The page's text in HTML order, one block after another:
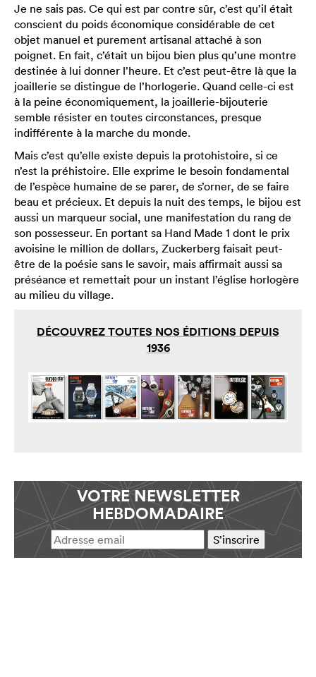
Je ne sais pas. Ce qui est par contre sûr, c’est qu’il était
conscient du poids économique considérable de cet
objet manuel et purement artisanal attaché à son
poignet. En fait, c’était un bijou bien plus qu’une montre
destinée à lui donner l’heure. Et c’est peut-être là que la
joaillerie se distingue de l’horlogerie. Quand celle-ci est
à la peine économiquement, la joaillerie-bijouterie
semble résister en toutes circonstances, presque
indifférente à la marche du monde.
Mais c’est qu’elle existe depuis la protohistoire, si ce
n’est la préhistoire. Elle exprime le besoin fondamental
de l’espèce humaine de se parer, de s’orner, de se faire
beau et précieux. Et depuis la nuit des temps, le bijou est
aussi un marqueur social, une manifestation du rang de
son possesseur. En portant sa Hand Made 1 dont le prix
avoisine le million de dollars, Zuckerberg faisait peut-
être de la poésie sans le savoir, mais affirmait aussi sa
préséance et remettait pour un instant l’église horlogère
au milieu du village.
DÉCOUVREZ TOUTES NOS ÉDITIONS DEPUIS
1936
VOTRE NEWSLETTER
HEBDOMADAIRE